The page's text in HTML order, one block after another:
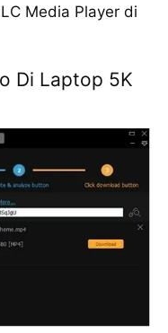
Media Plауеr dі
Di Laptop 5K